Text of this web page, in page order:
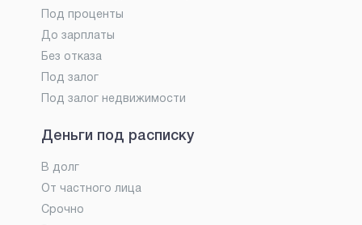
Под проценты
До зарплаты
Без отказа
Под залог
Под залог недвижимости
Деньги под расписку
В долг
От частного лица
Срочно